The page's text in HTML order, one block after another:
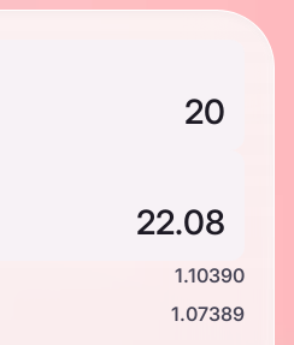
1.10390
1.07389